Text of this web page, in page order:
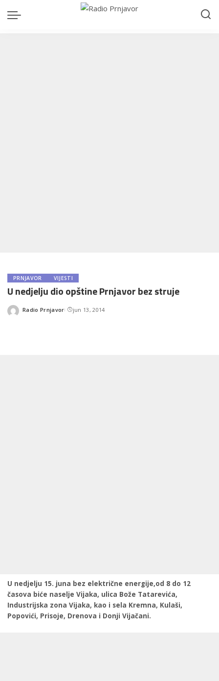
PRNJAVOR VIJESTI
U nedjelju dio opštine Prnjavor bez struje
Posted
Radio Prnjavor jun 13, 2014
U nedjelju 15. juna bez električne energije,od 8 do 12
časova biće naselje Vijaka, ulica Bože Tatarevića,
Industrijska zona Vijaka, kao i sela Kremna, Kulaši,
Popovići, Prisoje, Drenova i Donji Vijačani.